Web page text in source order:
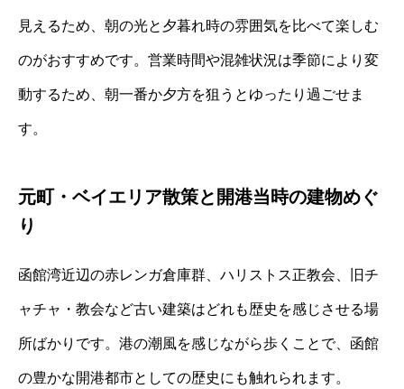
見えるため、朝の光と夕暮れ時の雰囲気を比べて楽しむ
のがおすすめです。営業時間や混雑状況は季節により変
動するため、朝一番か夕方を狙うとゆったり過ごせま
す。
元町・ベイエリア散策と開港当時の建物めぐ
り
函館湾近辺の赤レンガ倉庫群、ハリストス正教会、旧チ
ャチャ・教会など古い建築はどれも歴史を感じさせる場
所ばかりです。港の潮風を感じながら歩くことで、函館
の豊かな開港都市としての歴史にも触れられます。